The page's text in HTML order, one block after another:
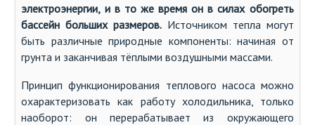
электроэнергии, и в то же время он в силах обогреть
бассейн больших размеров. Источником тепла могут
быть различные природные компоненты: начиная от
грунта и заканчивая тёплыми воздушными массами.
Принцип функционирования теплового насоса можно
охарактеризовать как работу холодильника, только
наоборот: он перерабатывает из окружающего